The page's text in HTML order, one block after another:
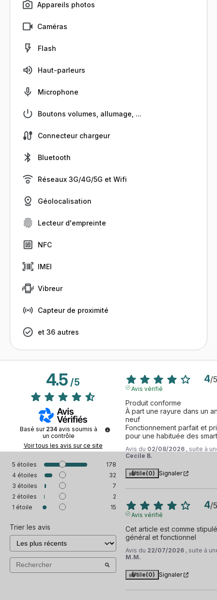
Appareils photos
Caméras
Flash
Haut-parleurs
Microphone
Boutons volumes, allumage, ...
Connecteur chargeur
Bluetooth
Réseaux 3G/4G/5G et Wifi
Géolocalisation
Lecteur d'empreinte
NFC
IMEI
Vibreur
Capteur de proximité
et 36 autres
4.5/5
Basé sur 234 avis soumis à
un contrôle
Voir tous les avis sur ce site
5 étoiles
178
4 étoiles
32
3 étoiles
7
2 étoiles
2
1 étoile 15
Trier les avis
4/5
Avis vérifié
Produit conforme
À part une rayure dans un
neuf
Fonctionnement parfait et
pour une habituée des
Avis du 02/08/2026 , suite à
Cecile B.
Utile(0) Signaler
4/5
Avis vérifié
Cet article est comme
général et fonctionnel
Avis du 22/07/2026 , suite à
M.M.
Utile(0) Signaler